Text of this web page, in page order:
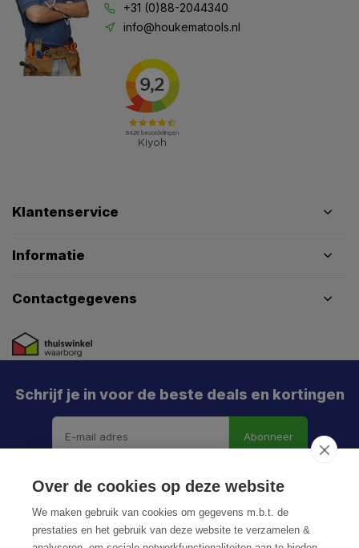
+31 (0)88-2044340
info@houkematools.nl
Klantenservice
Informatie
Contactgegevens
Schrijf je in voor de beste deals en kortingen
Abonneer
Over de cookies op deze website
We maken gebruik van cookies om gegevens m.b.t. de
prestaties en het gebruik van deze website te verzamelen &